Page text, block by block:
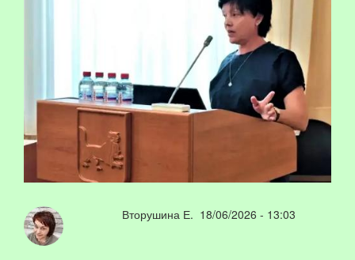
Вторушина Е. 18/06/2026 - 13:03